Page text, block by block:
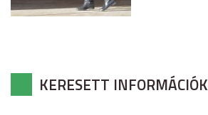
KERESETT INFORMÁCIÓK